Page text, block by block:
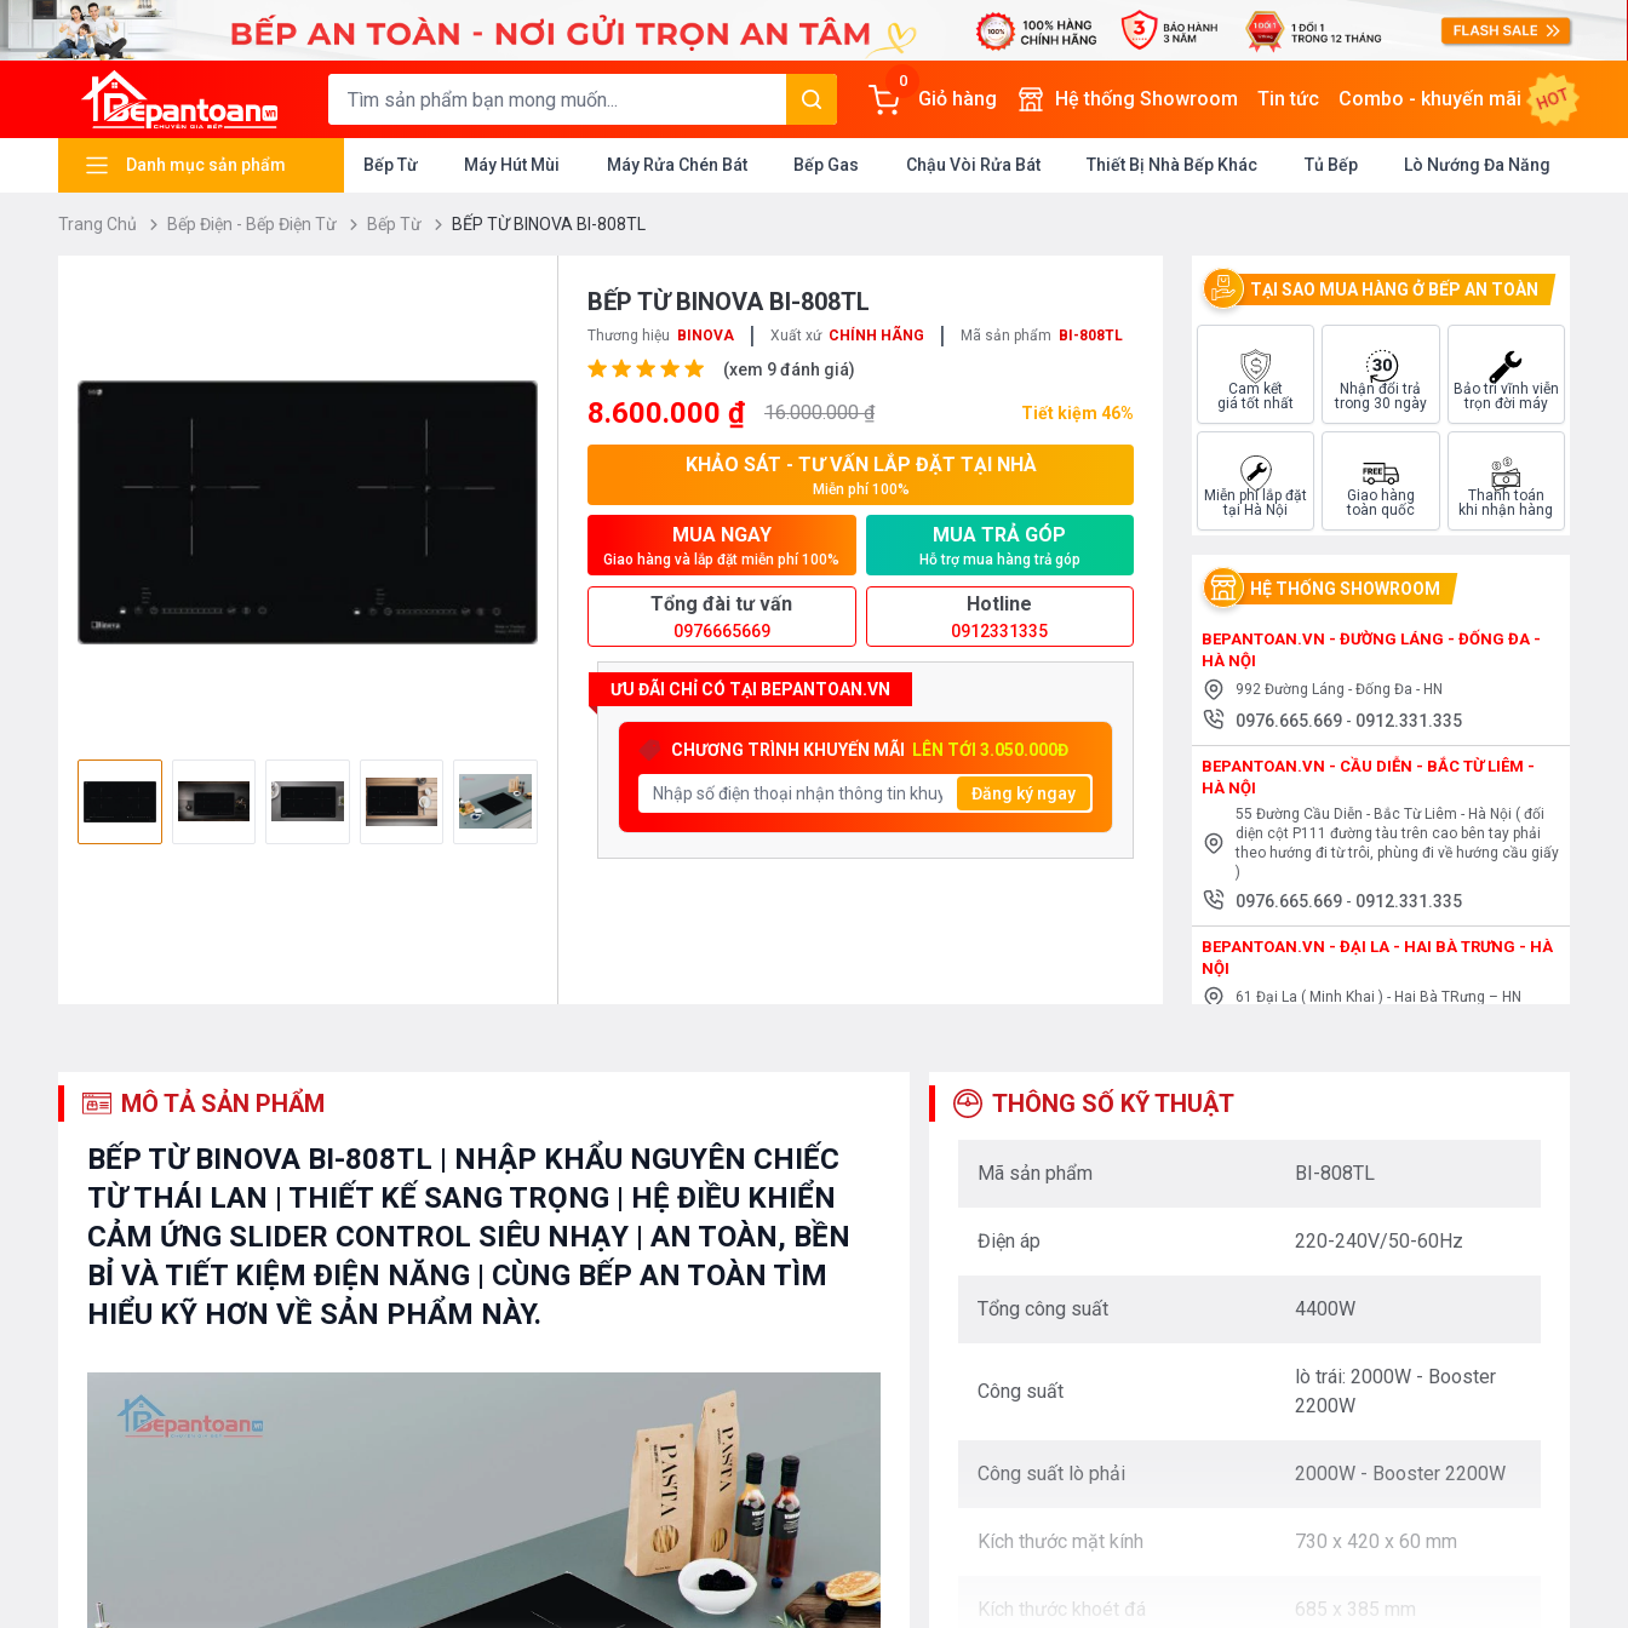
0
Giỏ hàng Hệ thống Showroom Tin tức Combo - khuyến mãi HOT
Danh mục sản phẩm Bếp Từ Máy Hút Mùi Máy Rửa Chén Bát Bếp Gas Chậu Vòi Rửa Bát Thiết Bị Nhà Bếp Khác Tủ Bếp Lò Nướng Đa Năng
Trang Chủ Bếp Điện - Bếp Điện Từ Bếp Từ BẾP TỪ BINOVA BI-808TL
BẾP TỪ BINOVA BI-808TL
Thương hiệu BINOVA | Xuất xứ CHÍNH HÃNG | Mã sản phẩm BI-808TL
(xem 9 đánh giá)
8.600.000 ₫ 16.000.000 ₫ Tiết kiệm 46%
KHẢO SÁT - TƯ VẤN LẮP ĐẶT TẠI NHÀ
Miễn phí 100%
MUA NGAY
Giao hàng và lắp đặt miễn phí 100%
MUA TRẢ GÓP
Hỗ trợ mua hàng trả góp
Tổng đài tư vấn
0976665669
Hotline
0912331335
ƯU ĐÃI CHỈ CÓ TẠI BEPANTOAN.VN
CHƯƠNG TRÌNH KHUYẾN MÃI LÊN TỚI 3.050.000Đ
Đăng ký ngay
TẠI SAO MUA HÀNG Ở BẾP AN TOÀN
Cam kết
giá tốt nhất
Nhận đổi trả
trong 30 ngày
Bảo trì vĩnh viễn
trọn đời máy
Miễn phí lắp đặt
tại Hà Nội
Giao hàng
toàn quốc
Thanh toán
khi nhận hàng
HỆ THỐNG SHOWROOM
BEPANTOAN.VN - ĐƯỜNG LÁNG - ĐỐNG ĐA -
HÀ NỘI
992 Đường Láng - Đống Đa - HN
0976.665.669 - 0912.331.335
BEPANTOAN.VN - CẦU DIỄN - BẮC TỪ LIÊM -
HÀ NỘI
55 Đường Cầu Diễn - Bắc Từ Liêm - Hà Nội ( đối
diện cột P111 đường tàu trên cao bên tay phải
theo hướng đi từ trôi, phùng đi về hướng cầu giấy
)
0976.665.669 - 0912.331.335
BEPANTOAN.VN - ĐẠI LA - HAI BÀ TRƯNG - HÀ
NỘI
61 Đại La ( Minh Khai ) - Hai Bà TRưng – HN
XUÂN - HÀ NỘI
Căn 08 - TT1.4 Khu Dự Án Calyx Residence
0976.665.669 -
BIÊN - HÀ NỘI
BEPANTOAN.VN - QUẬN TÂN BÌNH - TP HCM
0912331335- 0976665669
Thôn Hương Đình - Xã Mai Đình - Sóc Sơn - TP Hà
MÔ TẢ SẢN PHẨM
BẾP TỪ BINOVA BI-808TL | NHẬP KHẨU NGUYÊN CHIẾC
TỪ THÁI LAN | THIẾT KẾ SANG TRỌNG | HỆ ĐIỀU KHIỂN
CẢM ỨNG SLIDER CONTROL SIÊU NHẠY | AN TOÀN, BỀN
BỈ VÀ TIẾT KIỆM ĐIỆN NĂNG | CÙNG BẾP AN TOÀN TÌM
HIỂU KỸ HƠN VỀ SẢN PHẨM NÀY.
THÔNG SỐ KỸ THUẬT
Mã sản phẩm BI-808TL
Điện áp 220-240V/50-60Hz
Tổng công suất 4400W
Công suất
lò trái: 2000W - Booster
2200W
Công suất lò phải 2000W - Booster 2200W
Kích thước mặt kính 730 x 420 x 60 mm
Kích thước khoét đá 685 x 385 mm